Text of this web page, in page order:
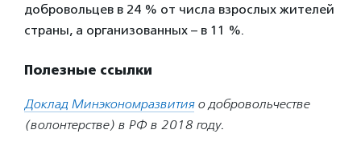
добровольцев в 24 % от числа взрослых жителей
страны, а организованных – в 11 %.
Полезные ссылки
Доклад Минэкономразвитияо добровольчестве
(волонтерстве) в РФ в 2018 году.